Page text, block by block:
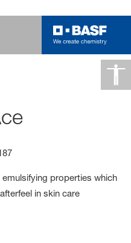
properties which
in skin care